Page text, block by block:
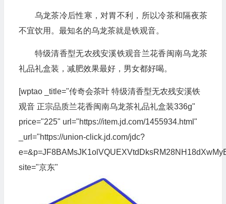
乌龙茶冷后性寒，对胃不利，所以冷茶和隔夜茶
不宜饮用。最知名的乌龙茶就是铁观音。
特级清香型无农残安溪铁观音兰花香闽南乌龙茶
礼品礼盒装，减肥效果最好，男女都好喝。
[wptao _title="传奇会茶叶 特级清香型无农残安溪铁
观音 正宗品质兰花香闽南乌龙茶礼品礼盒装336g"
price="225" url="https://item.jd.com/1455934.html"
_url="https://union-click.jd.com/jdc?
site="京东"